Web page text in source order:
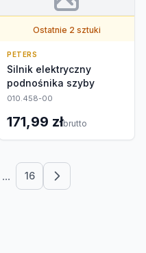
Ostatnie 2 sztuki
PETERS
Silnik elektryczny
podnośnika szyby
010.458-00
171,99 złbrutto
... 16